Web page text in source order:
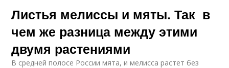
Листья мелиссы и мяты. Так в
чем же разница между этими
двумя растениями
В средней полосе России мята, и мелисса растет без